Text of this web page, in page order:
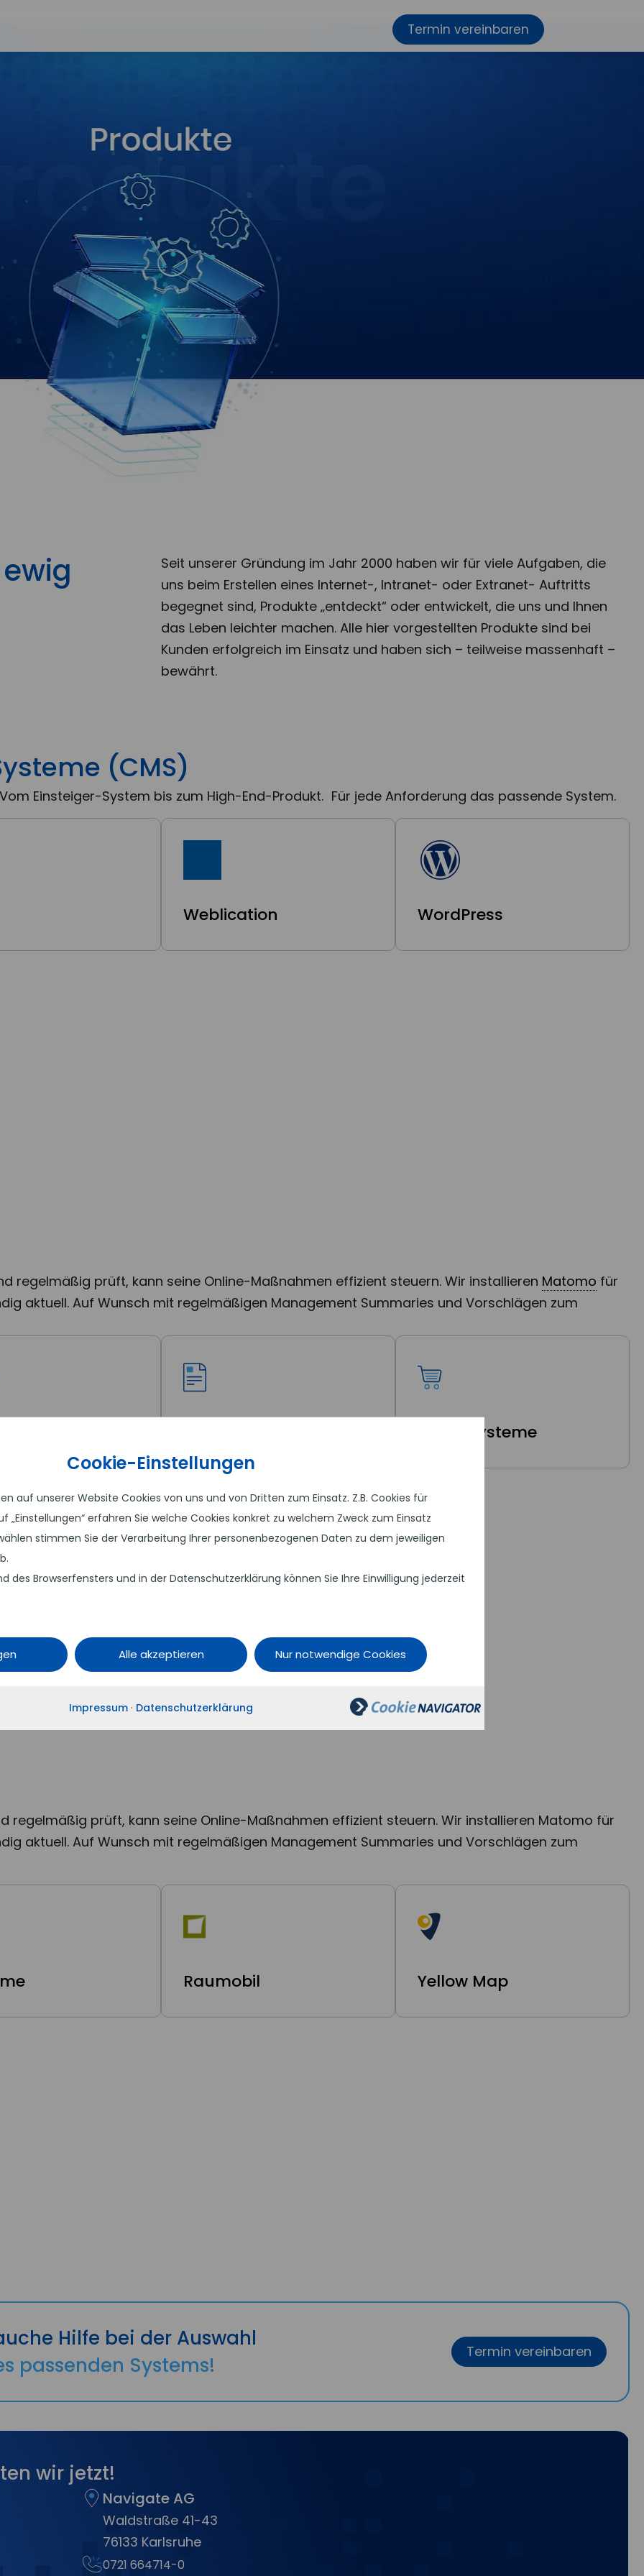
Cookie-Einstellungen
auf unserer Website Cookies von uns und von Dritten zum Einsatz. Z.B. Cookies für
„Einstellungen“ erfahren Sie welche Cookies konkret zu welchem Zweck zum Einsatz
stimmen Sie der Verarbeitung Ihrer personenbezogenen Daten zu dem jeweiligen
des Browserfensters und in der Datenschutzerklärung können Sie Ihre Einwilligung jederzeit
Alle akzeptieren Nur notwendige Cookies
Impressum · Datenschutzerklärung
Termin vereinbaren
Seit unserer Gründung im Jahr 2000 haben wir für viele Aufgaben, die
uns beim Erstellen eines Internet-, Intranet- oder Extranet- Auftritts
begegnet sind, Produkte „entdeckt“ oder entwickelt, die uns und Ihnen
das Leben leichter machen. Alle hier vorgestellten Produkte sind bei
Kunden erfolgreich im Einsatz und haben sich – teilweise massenhaft –
bewährt.
(CMS)
Einsteiger-System bis zum High-End-Produkt. Für jede Anforderung das passende System.
Weblication WordPress
regelmäßig prüft, kann seine Online-Maßnahmen effizient steuern. Wir installieren Matomo für
aktuell. Auf Wunsch mit regelmäßigen Management Summaries und Vorschlägen zum
Shop-Systeme
regelmäßig prüft, kann seine Online-Maßnahmen effizient steuern. Wir installieren Matomo für
aktuell. Auf Wunsch mit regelmäßigen Management Summaries und Vorschlägen zum
Raumobil Yellow Map
Hilfe bei der Auswahl
passenden Systems!
Termin vereinbaren
wir jetzt!
Navigate AG
Waldstraße 41-43
76133 Karlsruhe
0721 664714-0